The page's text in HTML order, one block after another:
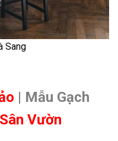
Sang
| Mẫu Gạch
Vườn